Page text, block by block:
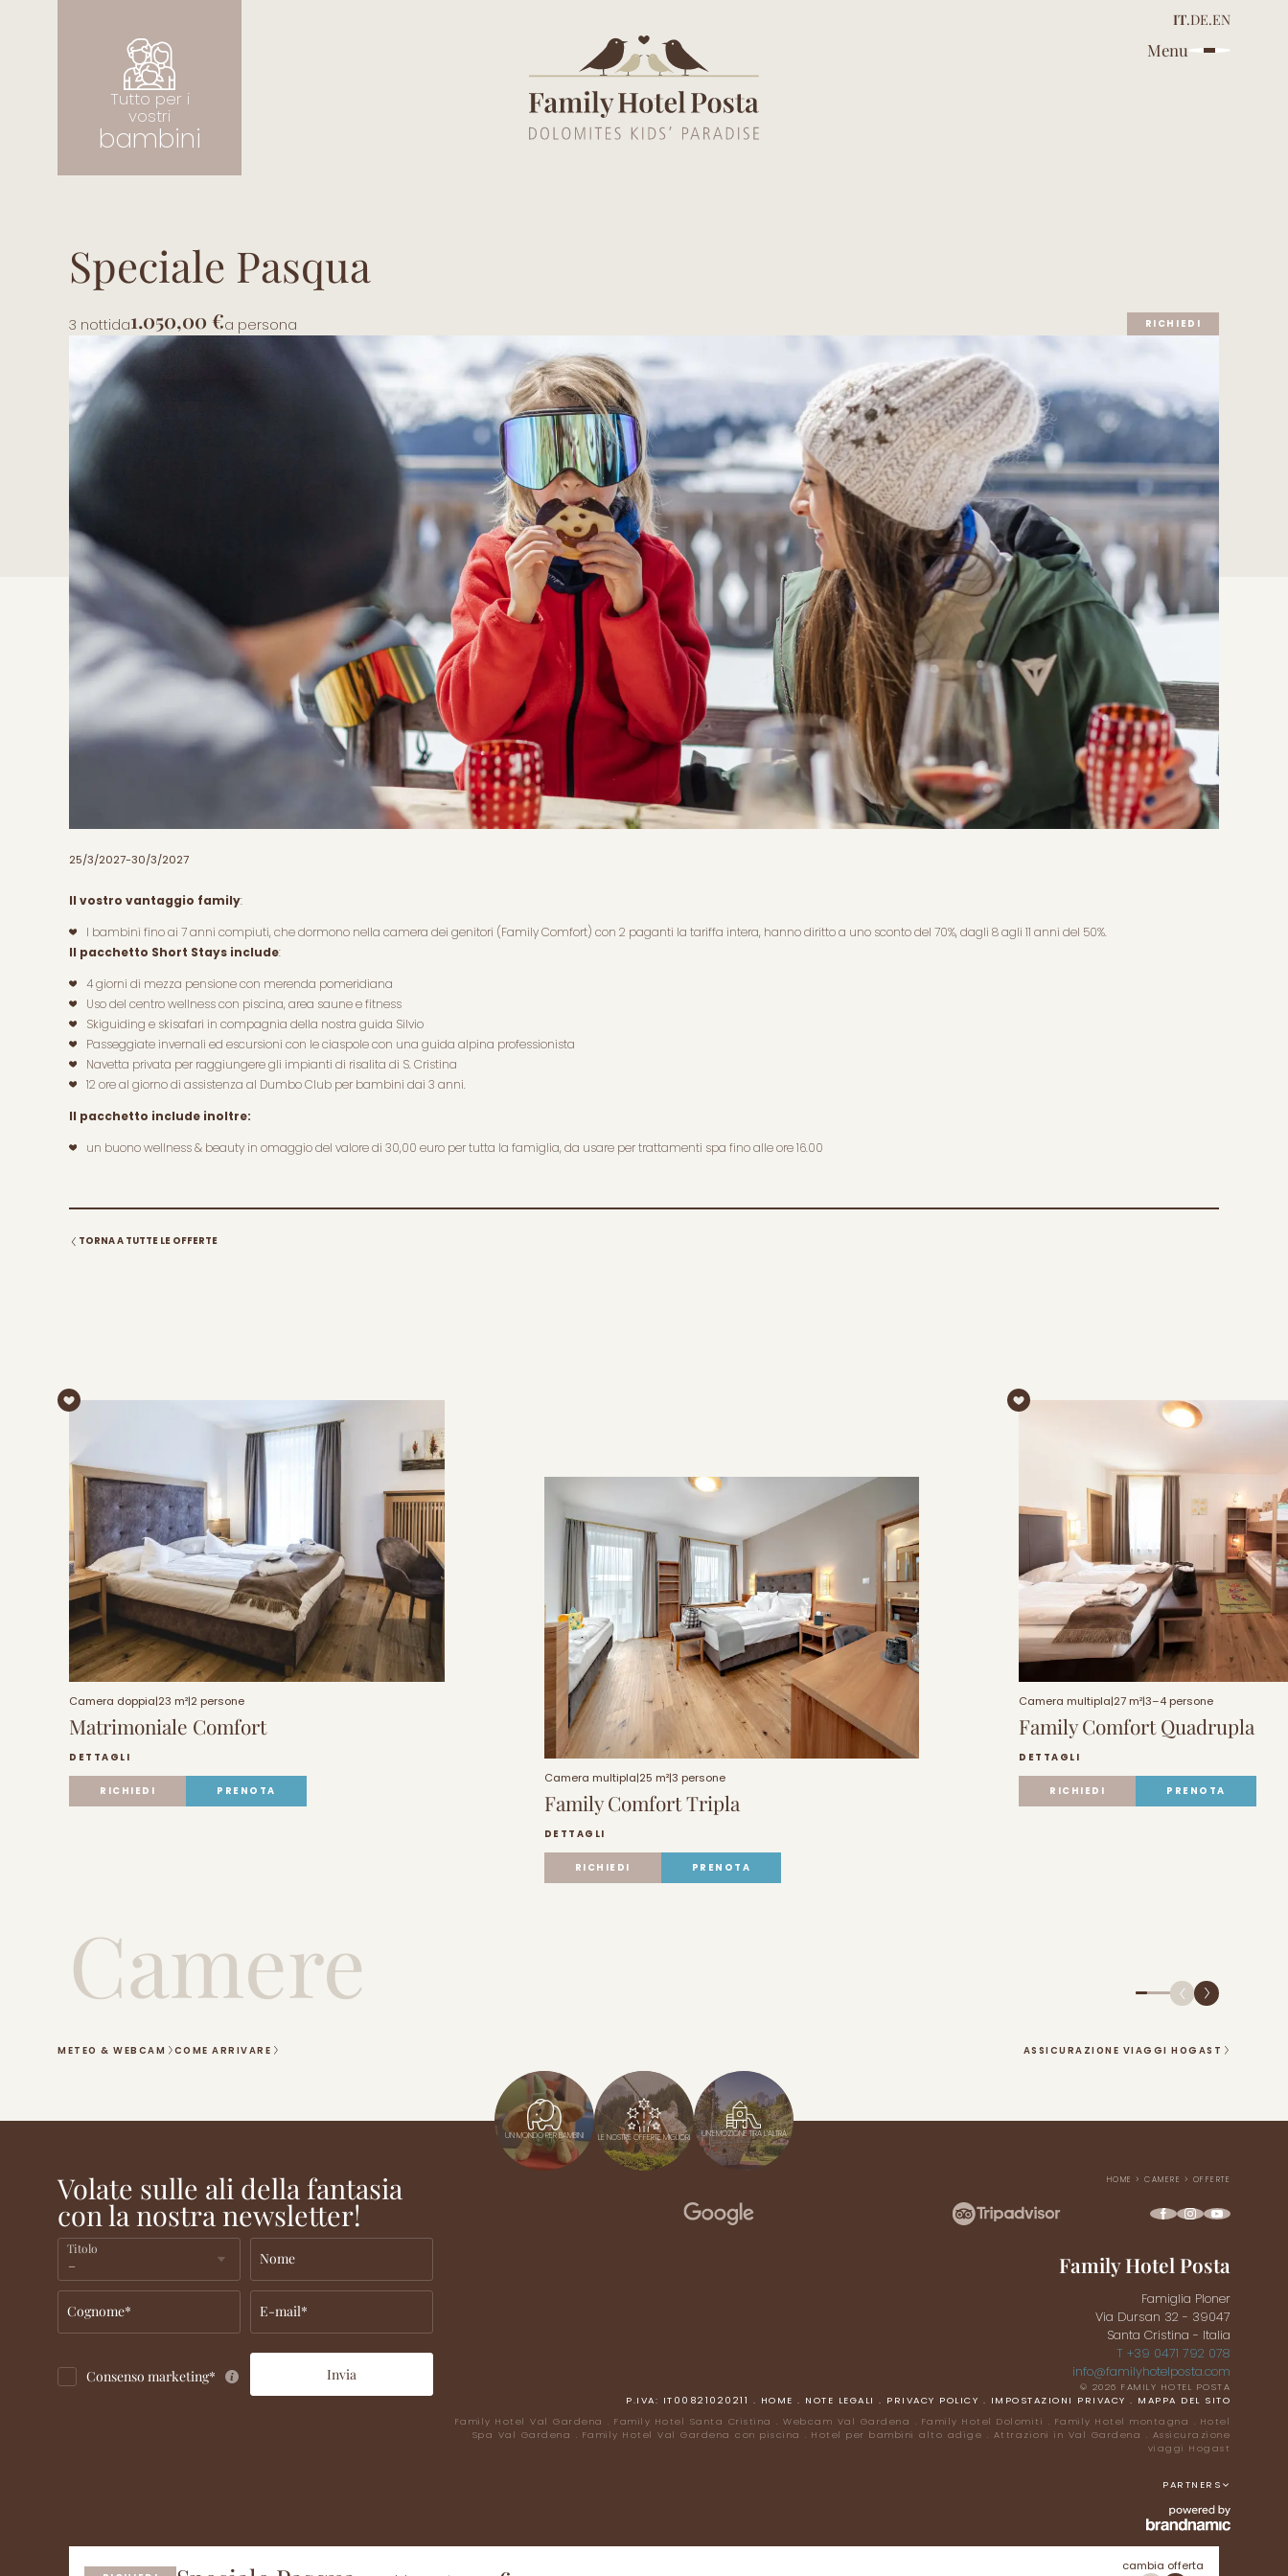
IT.DE.EN
Menu
Tutto per i
vostri
bambini
Speciale Pasqua
3 nottida1.050,00 €a persona RICHIEDI
25/3/2027-30/3/2027
Il vostro vantaggio family:
I bambini fino ai 7 anni compiuti, che dormono nella camera dei genitori (Family Comfort) con 2 paganti la tariffa intera, hanno diritto a uno sconto del 70%, dagli 8 agli 11 anni del 50%.
Il pacchetto Short Stays include:
4 giorni di mezza pensione con merenda pomeridiana
Uso del centro wellness con piscina, area saune e fitness
Skiguiding e skisafari in compagnia della nostra guida Silvio
Passeggiate invernali ed escursioni con le ciaspole con una guida alpina professionista
Navetta privata per raggiungere gli impianti di risalita di S. Cristina
12 ore al giorno di assistenza al Dumbo Club per bambini dai 3 anni.
Il pacchetto include inoltre:
un buono wellness & beauty in omaggio del valore di 30,00 euro per tutta la famiglia, da usare per trattamenti spa fino alle ore 16.00
TORNA A TUTTE LE OFFERTE
cambia offerta
Camera doppia|23 m²|2 persone
Matrimoniale Comfort
DETTAGLI
RICHIEDI PRENOTA
Camera multipla|25 m²|3 persone
Family Comfort Tripla
DETTAGLI
RICHIEDI PRENOTA
Camera multipla|27 m²|3–4 persone
Family Comfort Quadrupla
DETTAGLI
RICHIEDI PRENOTA
Camere
METEO & WEBCAM COME ARRIVARE ASSICURAZIONE VIAGGI HOGAST
UN MONDO PER BAMBINI LE NOSTRE OFFERTE MIGLIORI UN’EMOZIONE TIRA L’ALTRA
Volate sulle ali della fantasia
con la nostra newsletter!
Titolo
Nome
Cognome* E-mail*
Consenso marketing* Invia
HOME > CAMERE > OFFERTE
Family Hotel Posta
Famiglia Ploner
Via Dursan 32 - 39047
Santa Cristina - Italia
T +39 0471 792 078
info@familyhotelposta.com
© 2026 FAMILY HOTEL POSTA
P.IVA: IT00821020211 . HOME . NOTE LEGALI . PRIVACY POLICY . IMPOSTAZIONI PRIVACY . MAPPA DEL SITO
Family Hotel Val Gardena . Family Hotel Santa Cristina . Webcam Val Gardena . Family Hotel Dolomiti . Family Hotel montagna . Hotel
Spa Val Gardena . Family Hotel Val Gardena con piscina . Hotel per bambini alto adige . Attrazioni in Val Gardena . Assicurazione
viaggi Hogast
PARTNERS